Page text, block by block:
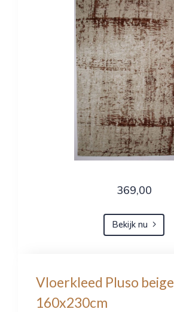
369,00
Bekijk nu
Vloerkleed Pluso beige
160x230cm